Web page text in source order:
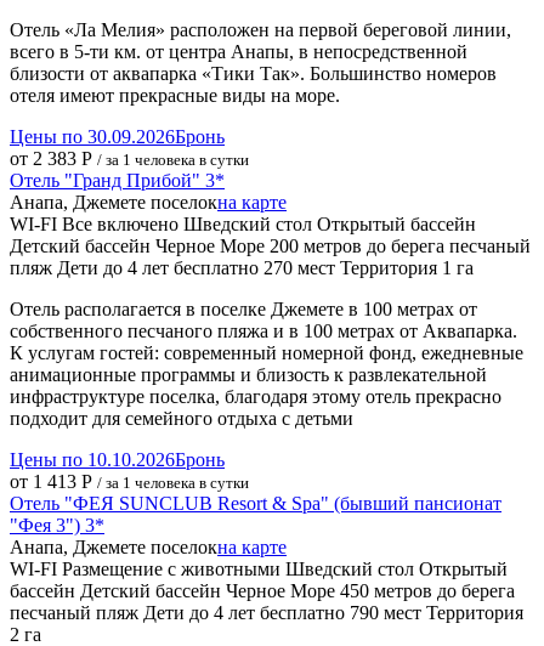
Отель «Ла Мелия» расположен на первой береговой линии,
всего в 5-ти км. от центра Анапы, в непосредственной
близости от аквапарка «Тики Так». Большинство номеров
отеля имеют прекрасные виды на море.
Цены по 30.09.2026Бронь
от 2 383 Р / за 1 человека в сутки
Отель "Гранд Прибой" 3*
Анапа, Джемете поселокна карте
WI-FI Все включено Шведский стол Открытый бассейн
Детский бассейн Черное Море 200 метров до берега песчаный
пляж Дети до 4 лет бесплатно 270 мест Территория 1 га
Отель располагается в поселке Джемете в 100 метрах от
собственного песчаного пляжа и в 100 метрах от Аквапарка.
К услугам гостей: современный номерной фонд, ежедневные
анимационные программы и близость к развлекательной
инфраструктуре поселка, благодаря этому отель прекрасно
подходит для семейного отдыха с детьми
Цены по 10.10.2026Бронь
от 1 413 Р / за 1 человека в сутки
Отель "ФЕЯ SUNCLUB Resort & Spa" (бывший пансионат
"Фея 3") 3*
Анапа, Джемете поселокна карте
WI-FI Размещение с животными Шведский стол Открытый
бассейн Детский бассейн Черное Море 450 метров до берега
песчаный пляж Дети до 4 лет бесплатно 790 мест Территория
2 га